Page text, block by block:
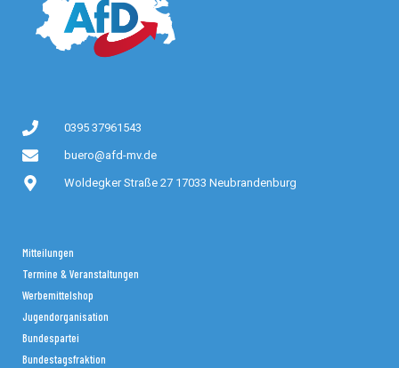
0395 37961543
buero@afd-mv.de
Woldegker Straße 27 17033 Neubrandenburg
Mitteilungen
Termine & Veranstaltungen
Werbemittelshop
Jugendorganisation
Bundespartei
Bundestagsfraktion